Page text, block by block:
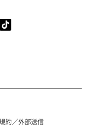
約／外部送信